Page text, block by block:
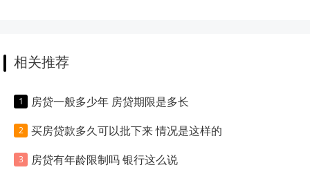
相关推荐
房贷一般多少年 房贷期限是多长
买房贷款多久可以批下来 情况是这样的
房贷有年龄限制吗 银行这么说